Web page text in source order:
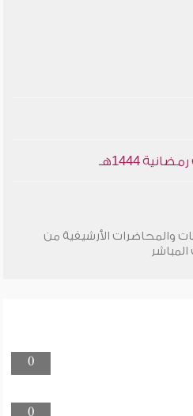
1444هـ
والمحاضرات الأرشيفية من
0